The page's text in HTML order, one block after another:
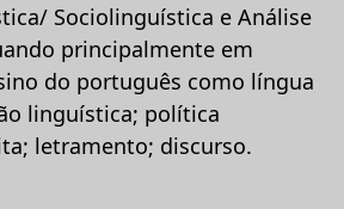
Sociolinguística e Análise
principalmente em
do português como língua
linguística; política
letramento; discurso.